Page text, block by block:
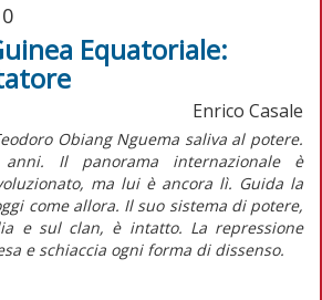
Equatoriale:
Enrico Casale
Obiang Nguema saliva al potere.
Il panorama internazionale è
ma lui è ancora lì. Guida la
come allora. Il suo sistema di potere,
e sul clan, è intatto. La repressione
e schiaccia ogni forma di dissenso.